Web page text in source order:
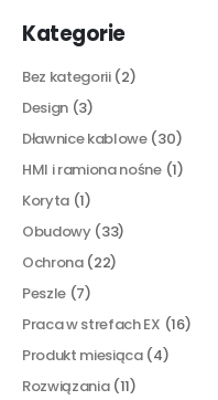
Kategorie
Bez kategorii(2)
Design (3)
Dławnice kablowe(30)
HMI i ramiona nośne(1)
Koryta (1)
Obudowy(33)
Ochrona(22)
Peszle (7)
Praca w strefach EX (16)
Produkt miesiąca(4)
Rozwiązania(11)